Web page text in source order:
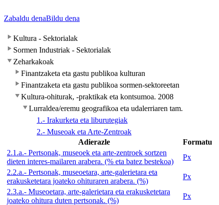
Zabaldu denaBildu dena
Kultura - Sektorialak
Sormen Industriak - Sektorialak
Zeharkakoak
Finantzaketa eta gastu publikoa kulturan
Finantzaketa eta gastu publikoa sormen-sektoreetan
Kultura-ohiturak, -praktikak eta kontsumoa. 2008
Lurraldea/eremu geografikoa eta udalerriaren tam.
1.- Irakurketa eta liburutegiak
2.- Museoak eta Arte-Zentroak
Adierazle
Formatu
2.1.a.- Pertsonak, museoek eta arte-zentroek sortzen
dieten interes-mailaren arabera. (% eta batez bestekoa)
Px
2.2.a.- Pertsonak, museoetara, arte-galerietara eta
erakusketetara joateko ohituraren arabera. (%)
Px
2.3.a.- Museoetara, arte-galerietara eta erakusketetara
joateko ohitura duten pertsonak. (%)
Px